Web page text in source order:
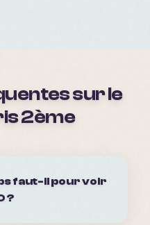
sur le
2ème
faut-il pour voir
?